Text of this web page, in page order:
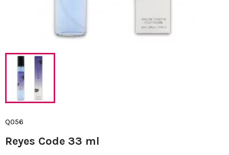
Q056
Reyes Code 33 ml